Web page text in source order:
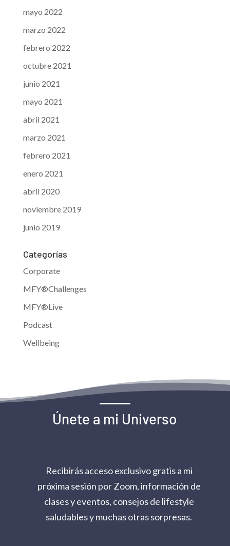
mayo 2022
marzo 2022
febrero 2022
octubre 2021
junio 2021
mayo 2021
abril 2021
marzo 2021
febrero 2021
enero 2021
abril 2020
noviembre 2019
junio 2019
Categorías
Corporate
MFY®Challenges
MFY®Live
Podcast
Wellbeing
Únete a mi Universo
Recibirás acceso exclusivo gratis a mi
próxima sesión por Zoom, información de
clases y eventos, consejos de lifestyle
saludables y muchas otras sorpresas.